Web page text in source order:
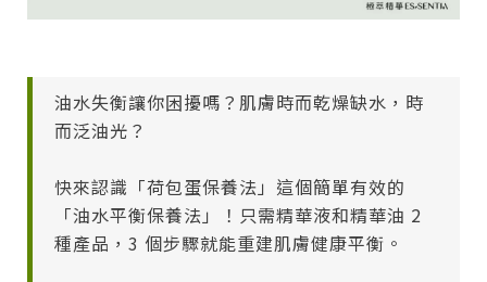
油水失衡讓你困擾嗎？肌膚時而乾燥缺水，時
而泛油光？
快來認識「荷包蛋保養法」這個簡單有效的
「油水平衡保養法」！只需精華液和精華油 2
種產品，3 個步驟就能重建肌膚健康平衡。